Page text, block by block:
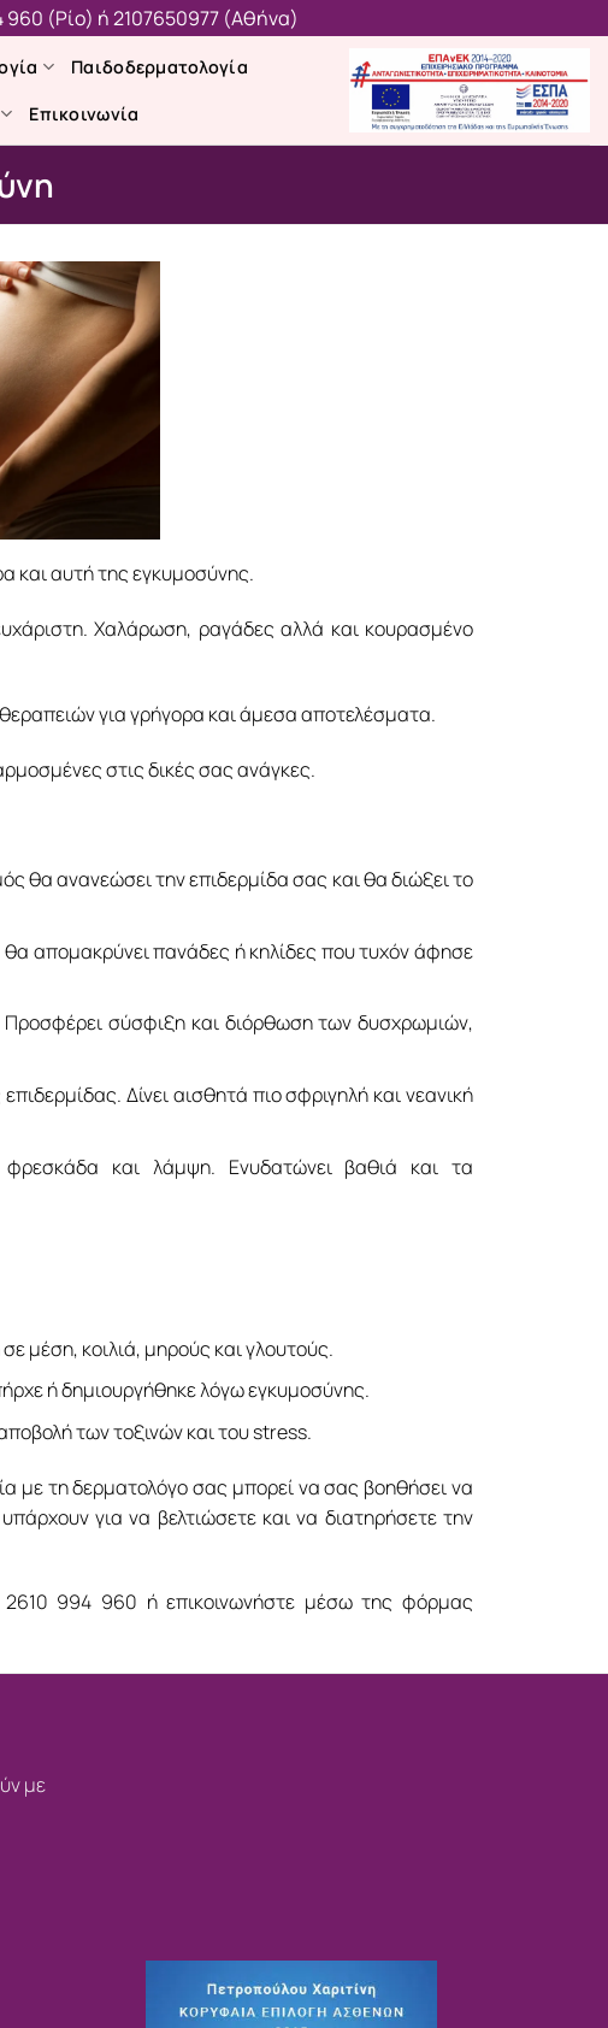
960 (Ρίο) ή2107650977 (Aθήνα)
Παιδοδερματολογία
Επικοινωνία
και αυτή της εγκυμοσύνης.
Χαλάρωση, ραγάδες αλλά και κουρασμένο
για γρήγορα και άμεσα αποτελέσματα.
στις δικές σας ανάγκες.
ανανεώσει την επιδερμίδα σας και θα διώξει το
θα απομακρύνει πανάδες ή κηλίδες που τυχόν άφησε
σύσφιξη και διόρθωση των δυσχρωμιών,
Δίνει αισθητά πιο σφριγηλή και νεανική
και λάμψη. Ενυδατώνει βαθιά και τα
μέση, κοιλιά, μηρούς και γλουτούς.
ή δημιουργήθηκε λόγω εγκυμοσύνης.
των τοξινών και του stress.
με τη δερματολόγο σας μπορεί να σας βοηθήσει να
για να βελτιώσετε και να διατηρήσετε την
994 960 ή επικοινωνήστε μέσω της φόρμας
με